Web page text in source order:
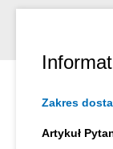
Zakres
Artykuł